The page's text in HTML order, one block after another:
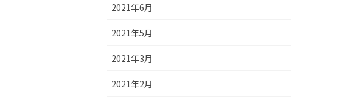
2021年6月
2021年5月
2021年3月
2021年2月